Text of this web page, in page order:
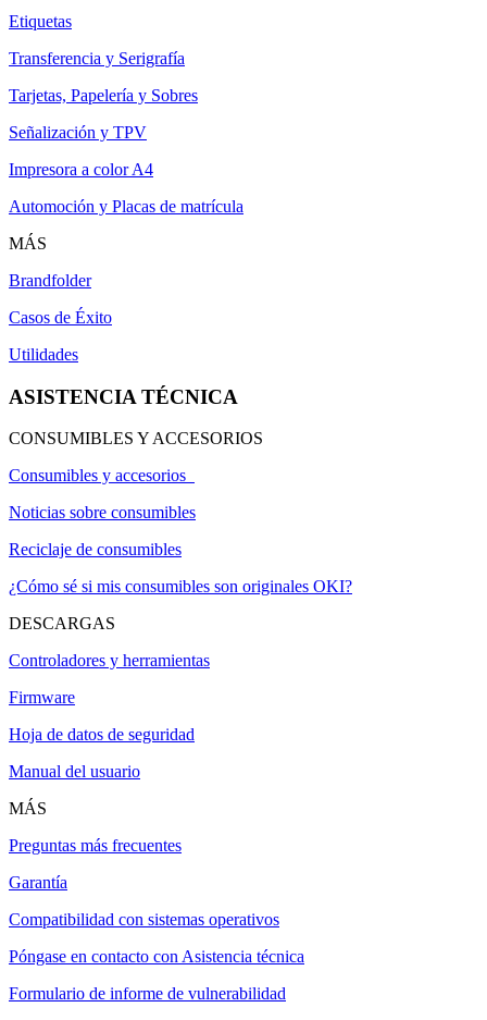
Etiquetas
Transferencia y Serigrafía
Tarjetas, Papelería y Sobres
Señalización y TPV
Impresora a color A4
Automoción y Placas de matrícula
MÁS
Brandfolder
Casos de Éxito
Utilidades
ASISTENCIA TÉCNICA
CONSUMIBLES Y ACCESORIOS
Consumibles y accesorios
Noticias sobre consumibles
Reciclaje de consumibles
¿Cómo sé si mis consumibles son originales OKI?
DESCARGAS
Controladores y herramientas
Firmware
Hoja de datos de seguridad
Manual del usuario
MÁS
Preguntas más frecuentes
Garantía
Compatibilidad con sistemas operativos
Póngase en contacto con Asistencia técnica
Formulario de informe de vulnerabilidad